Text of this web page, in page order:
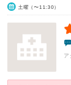
土曜（〜11:30）